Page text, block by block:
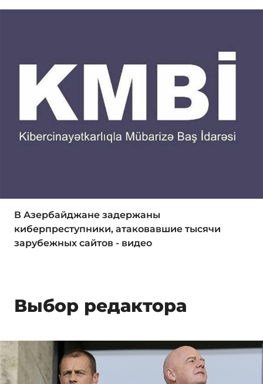
В Азербайджане задержаны
киберпреступники, атаковавшие тысячи
зарубежных сайтов - видео
Выбор редактора